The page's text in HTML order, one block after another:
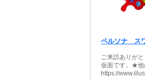
ペルソナ ス
ご来訪ありが
仮面です。★他
https://